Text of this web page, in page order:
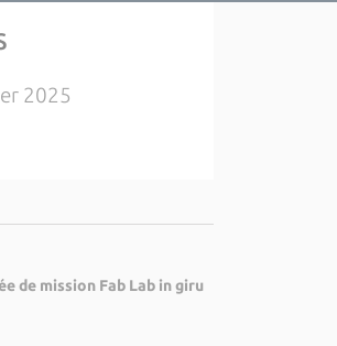
2025
de mission Fab Lab in giru